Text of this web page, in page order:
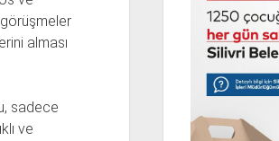
alması
sadece
ve